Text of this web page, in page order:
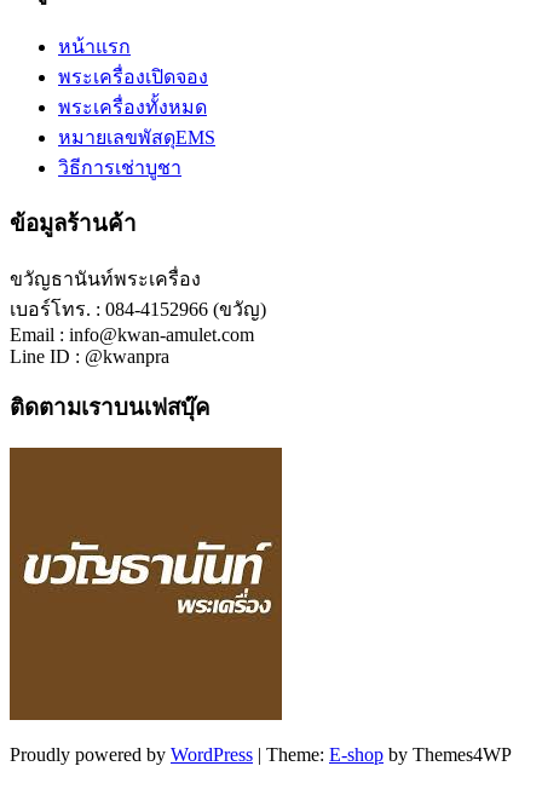
หน้าแรก
พระเครื่องเปิดจอง
พระเครื่องทั้งหมด
หมายเลขพัสดุEMS
วิธีการเช่าบูชา
ข้อมูลร้านค้า
ขวัญธานันท์พระเครื่อง
เบอร์โทร. : 084-4152966 (ขวัญ)
Email : info@kwan-amulet.com
Line ID : @kwanpra
ติดตามเราบนเฟสบุ๊ค
Proudly powered by WordPress | Theme: E-shop by Themes4WP